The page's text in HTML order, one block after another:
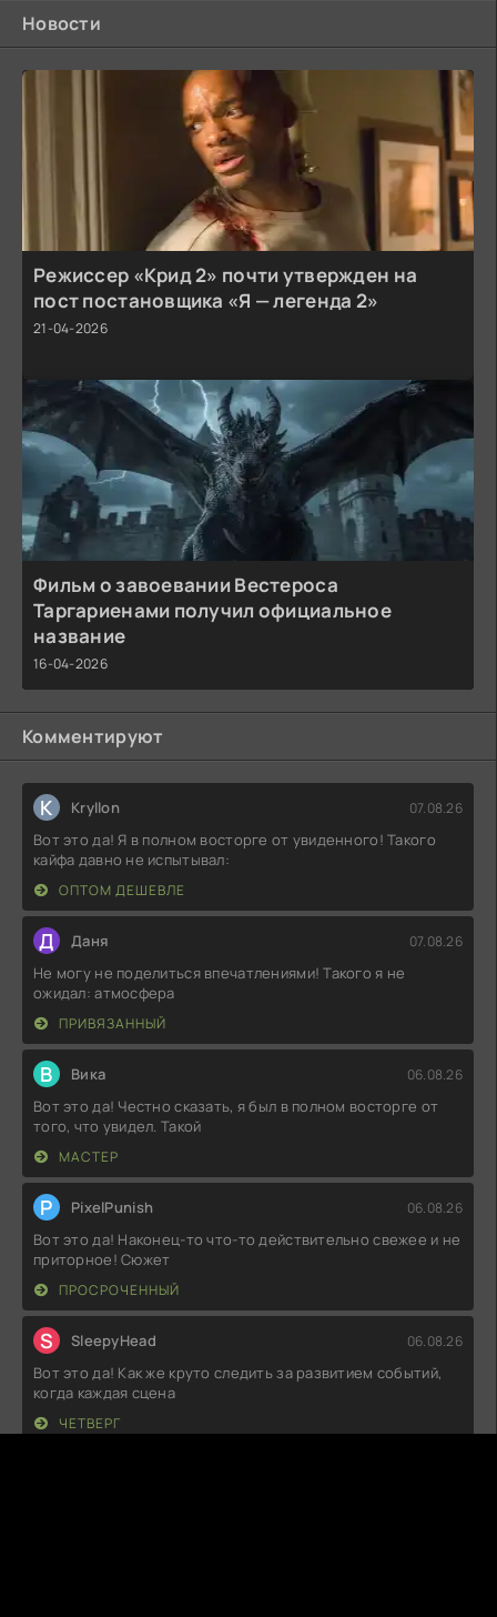
Новости
Режиссер «Крид 2» почти утвержден на
пост постановщика «Я — легенда 2»
21-04-2026
Фильм о завоевании Вестероса
Таргариенами получил официальное
название
16-04-2026
Комментируют
K Kryllon 07.08.26
Вот это да! Я в полном восторге от увиденного! Такого
кайфа давно не испытывал:
ОПТОМ ДЕШЕВЛЕ
Д Даня 07.08.26
Не могу не поделиться впечатлениями! Такого я не
ожидал: атмосфера
ПРИВЯЗАННЫЙ
В Вика 06.08.26
Вот это да! Честно сказать, я был в полном восторге от
того, что увидел. Такой
МАСТЕР
P PixelPunish 06.08.26
Вот это да! Наконец-то что-то действительно свежее и не
приторное! Сюжет
ПРОСРОЧЕННЫЙ
S SleepyHead 06.08.26
Вот это да! Как же круто следить за развитием событий,
когда каждая сцена
ЧЕТВЕРГ